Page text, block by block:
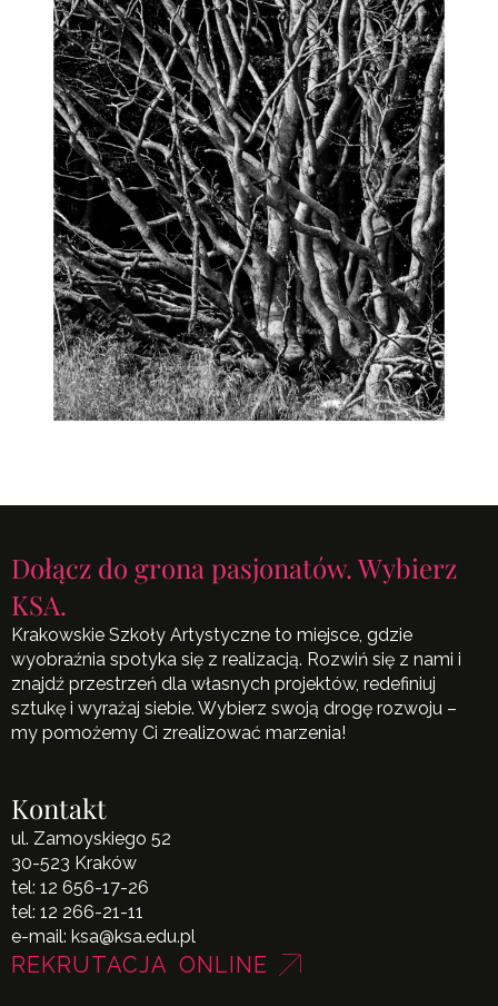
Dołącz do grona pasjonatów. Wybierz
KSA.
Krakowskie Szkoły Artystyczne to miejsce, gdzie
wyobraźnia spotyka się z realizacją. Rozwiń się z nami i
znajdź przestrzeń dla własnych projektów, redefiniuj
sztukę i wyrażaj siebie. Wybierz swoją drogę rozwoju –
my pomożemy Ci zrealizować marzenia!
Kontakt
ul. Zamoyskiego 52
30-523 Kraków
tel: 12 656-17-26
tel: 12 266-21-11
e-mail: ksa@ksa.edu.pl
REKRUTACJA ONLINE